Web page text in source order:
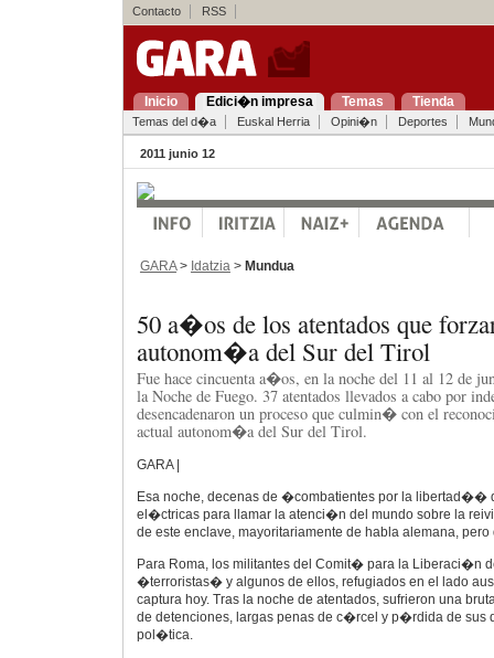
Contacto RSS
Inicio Edici�n impresa Temas Tienda
Temas del d�a Euskal Herria Opini�n Deportes
2011 junio 12
GARA> Idatzia > Mundua
50 a�os de los atentados que
autonom�a del Sur del Tirol
Fue hace cincuenta a�os, en la noche del 11 al 12 de
la Noche de Fuego. 37 atentados llevados a cabo por
desencadenaron un proceso que culmin� con el
actual autonom�a del Sur del Tirol.
GARA |
Esa noche, decenas de �combatientes por la libertad��
el�ctricas para llamar la atenci�n del mundo sobre la
de este enclave, mayoritariamente de habla alemana, pero
Para Roma, los militantes del Comit� para la Liberaci�n
�terroristas� y algunos de ellos, refugiados en el lado
captura hoy. Tras la noche de atentados, sufrieron una
de detenciones, largas penas de c�rcel y p�rdida de sus
pol�tica.